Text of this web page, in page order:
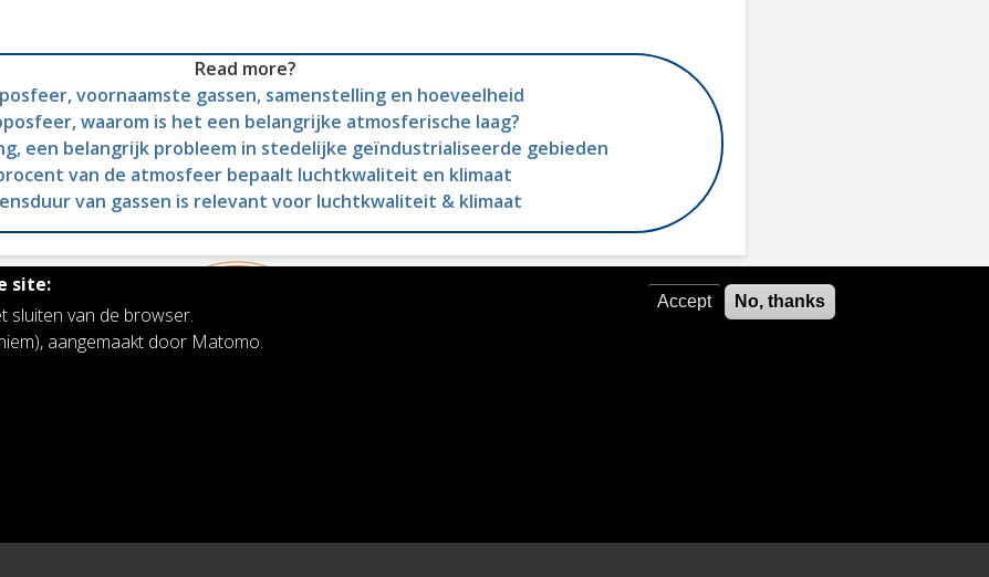
Read more?
voornaamste gassen, samenstelling en hoeveelheid
waarom is het een belangrijke atmosferische laag?
een belangrijk probleem in stedelijke geïndustrialiseerde gebieden
van de atmosfeer bepaalt luchtkwaliteit en klimaat
van gassen is relevant voor luchtkwaliteit & klimaat
Aeronomie
site:
sluiten van de browser.
aangemaakt door Matomo.
Accept No, thanks